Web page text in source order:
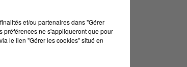
et/ou partenaires dans "Gérer
préférences ne s'appliqueront que pour
le lien "Gérer les cookies" situé en